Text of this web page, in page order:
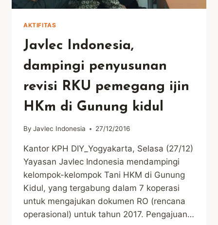
AKTIFITAS
Javlec Indonesia,
dampingi penyusunan
revisi RKU pemegang ijin
HKm di Gunung kidul
By Javlec Indonesia 27/12/2016
Kantor KPH DIY_Yogyakarta, Selasa (27/12)
Yayasan Javlec Indonesia mendampingi
kelompok-kelompok Tani HKM di Gunung
Kidul, yang tergabung dalam 7 koperasi
untuk mengajukan dokumen RO (rencana
operasional) untuk tahun 2017. Pengajuan…